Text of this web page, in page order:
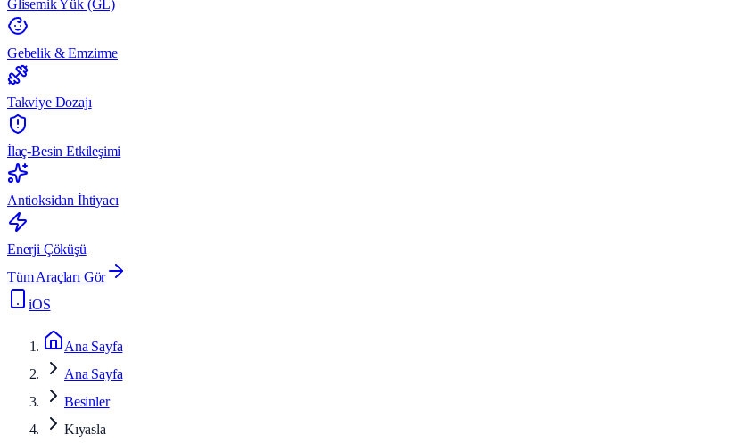
Glisemik Yük (GL)
Gebelik & Emzirme
Takviye Dozajı
İlaç-Besin Etkileşimi
Antioksidan İhtiyacı
Enerji Çöküşü
Tüm Araçları Gör
iOS
Ana Sayfa
Ana Sayfa
Besinler
Kıyasla